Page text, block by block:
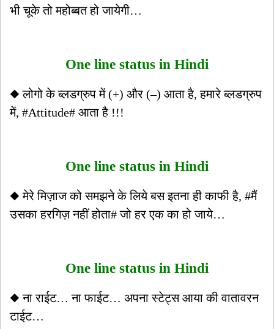
भी चूके तो महोब्बत हो जायेगी…
One line status in Hindi
◆ लोगो के ब्लडग्रुप में (+) और (–) आता है, हमारे ब्लडग्रुप
में, #Attitude# आता है !!!
One line status in Hindi
◆ मेरे मिज़ाज को समझने के लिये बस इतना ही काफी है, #मैं
उसका हरगिज़ नहीं होता# जो हर एक का हो जाये…
One line status in Hindi
◆ ना राईट… ना फाईट… अपना स्टेट्स आया की वातावरन
टाईट…